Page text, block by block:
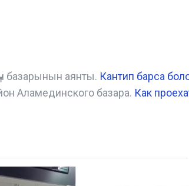
базарынын аянты. Кантип барса
Аламединского базара. Как